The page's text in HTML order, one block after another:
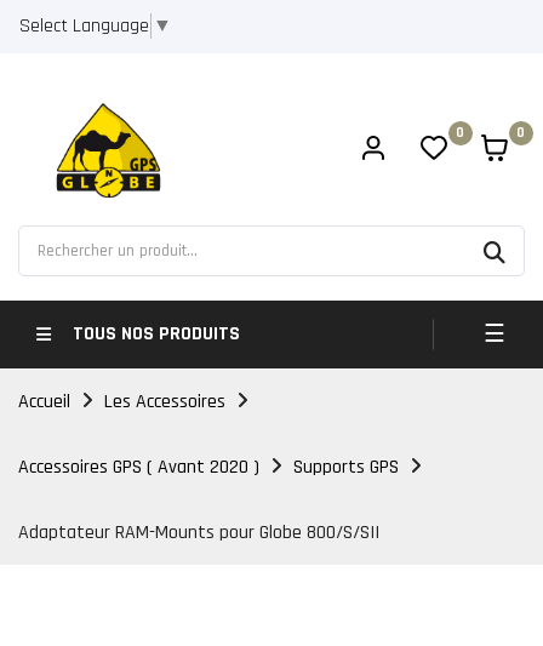
Select Language ▼
0 0
TOUS NOS PRODUITS ☰
Accueil Les Accessoires
Accessoires GPS ( Avant 2020 ) Supports GPS
Adaptateur RAM-Mounts pour Globe 800/S/SII